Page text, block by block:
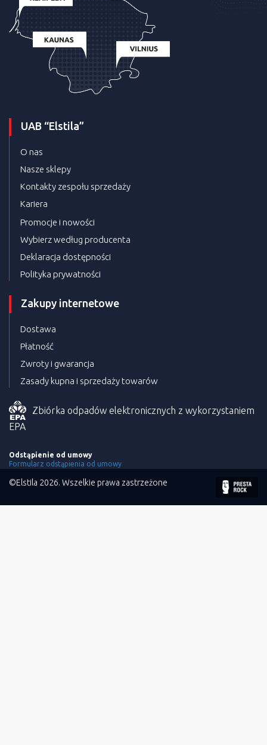
UAB “Elstila”
O nas
Nasze sklepy
Kontakty zespołu sprzedaży
Kariera
Promocje i nowości
Wybierz według producenta
Deklaracja dostępności
Polityka prywatności
Zakupy internetowe
Dostawa
Płatność
Zwroty i gwarancja
Zasady kupna i sprzedaży towarów
Zbiórka odpadów elektronicznych z wykorzystaniem
EPA
Odstąpienie od umowy
Formularz odstąpienia od umowy
©Elstila 2026. Wszelkie prawa zastrzeżone